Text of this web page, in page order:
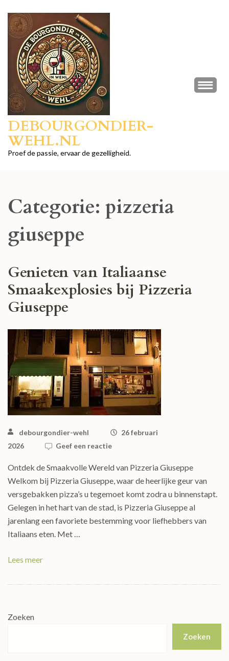
naar
inhoud
Enter)
DEBOURGONDIER-
WEHL.NL
Proef de passie, ervaar de gezelligheid.
Categorie: pizzeria
giuseppe
Genieten van Italiaanse
Smaakexplosies bij Pizzeria
Giuseppe
debourgondier-wehl
26 februari
2026
Geef een reactie
Ontdek de Smaakvolle Wereld van Pizzeria Giuseppe
Welkom bij Pizzeria Giuseppe, waar de heerlijke geur van
versgebakken pizza’s u tegemoet komt zodra u binnenstapt.
Gelegen in het hart van de stad, is Pizzeria Giuseppe al
jarenlang een favoriete bestemming voor liefhebbers van
Italiaans eten. Met …
Lees meer
Zoeken
Zoeken